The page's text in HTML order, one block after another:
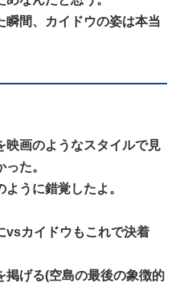
瞬間、カイドウの姿は本当
映画のようなスタイルで見
た。
うに錯覚したよ。
vsカイドウもこれで決着
掲げる(空島の最後の象徴的